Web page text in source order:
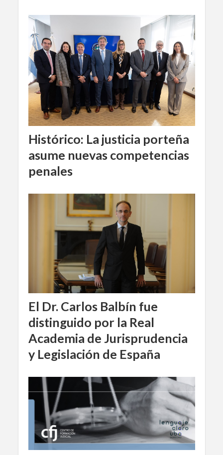
Histórico: La justicia porteña
asume nuevas competencias
penales
El Dr. Carlos Balbín fue
distinguido por la Real
Academia de Jurisprudencia
y Legislación de España